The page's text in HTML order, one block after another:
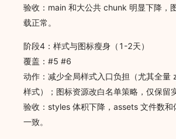
验收：main 和大公共 chunk 明显下降，
载正常。
阶段4：样式与图标瘦身（1-2天）
覆盖：#5 #6
动作：减少全局样式入口负担（尤其全量
样式）；图标资源改白名单策略，仅保留
验收：styles 体积下降，assets 文件数和
一致。